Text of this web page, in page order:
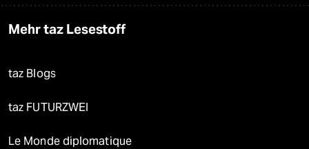
Mehr taz Lesestoff
taz Blogs
taz FUTURZWEI
Le Monde diplomatique